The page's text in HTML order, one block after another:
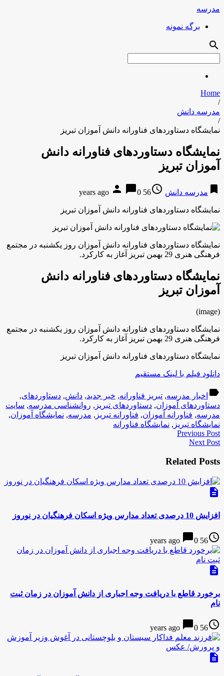
مدرسه
برگه نمونه
search
Home
/
مدرسه دانش
/
نمایشگاه دستاوردهای فناورانه دانش آموزان تبریز
نمایشگاه دستاوردهای فناورانه دانش
آموزان تبریز
bookmark مدرسه دانش access_time
56 years ago
person chat_bubble0
نمایشگاه دستاوردهای فناورانه دانش آموزان تبریز
نمایشگاه دستاوردهای فناورانه دانش آموزان روز یکشنبه در مجتمع
فرهنگی هنری 29 بهمن تبریز آغاز به کارکرد.
نمایشگاه دستاوردهای فناورانه دانش
آموزان تبریز
(image)
نمایشگاه دستاوردهای فناورانه دانش آموزان روز یکشنبه در مجتمع
فرهنگی هنری 29 بهمن تبریز آغاز به کارکرد.
نمایشگاه دستاوردهای فناورانه دانش آموزان تبریز
دانلود فیلم با لینک مستقیم
label اخبار مدرسه, تبریز فناورانه, خبر جدید, دانش, دستاوردهای,
دستاوردهای آموزان, دستاوردهای تبریز , روانشناسی مدرسه, سایت
مدرسه, فناورانه آموزان, فناورانه تبریز , مدرسه, نمایشگاه آموزان,
نمایشگاه تبریز , نمایشگاه فناورانه
Previous Post
Next Post
Related Posts
description
افزایش 10 درصدی تعداد مدارس ویژه‌ اسکان فرهنگیان در نوروز
access_time
56 years ago
chat_bubble0
description
برخورد قاطع با دریافت وجه اجباری از دانش آموزان در زمان ثبت
نام
access_time
56 years ago
chat_bubble0
description